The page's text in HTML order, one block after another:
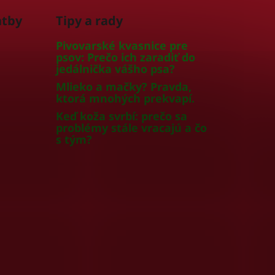
Tipy a rady
Pivovarské kvasnice pre
psov: Prečo ich zaradiť do
jedálnička vášho psa?
Mlieko a mačky? Pravda,
ktorá mnohých prekvapí.
Keď koža svrbí: prečo sa
problémy stále vracajú a čo
s tým?